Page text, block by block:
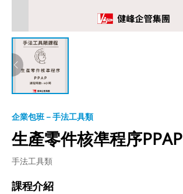
企業包班－手法工具類
生產零件核凖程序PPAP
手法工具類
課程介紹